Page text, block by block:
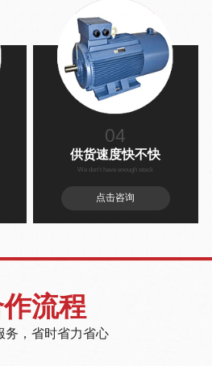
04
供货速度快不快
We don't have enough stock
点击咨询
流程
务，省时省力省心